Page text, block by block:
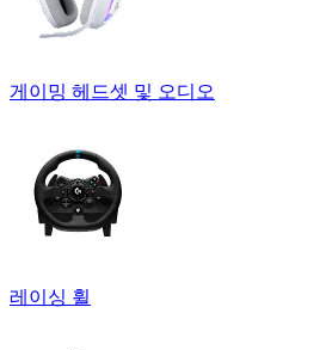
게이밍 헤드셋 및 오디오
레이싱 휠